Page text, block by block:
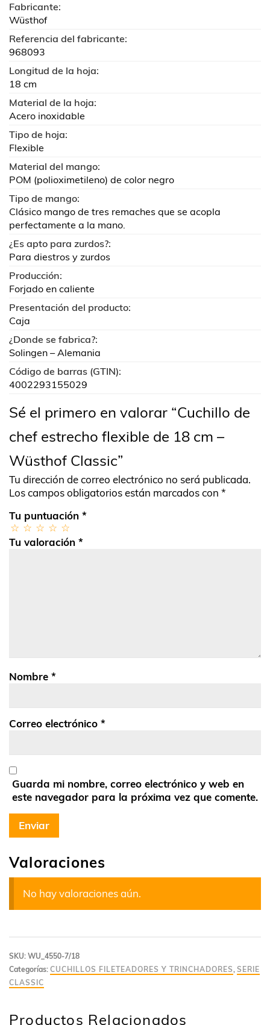
Fabricante:
Wüsthof
Referencia del fabricante:
968093
Longitud de la hoja:
18 cm
Material de la hoja:
Acero inoxidable
Tipo de hoja:
Flexible
Material del mango:
POM (polioximetileno) de color negro
Tipo de mango:
Clásico mango de tres remaches que se acopla
perfectamente a la mano.
¿Es apto para zurdos?:
Para diestros y zurdos
Producción:
Forjado en caliente
Presentación del producto:
Caja
¿Donde se fabrica?:
Solingen – Alemania
Código de barras (GTIN):
4002293155029
Valoraciones
No hay valoraciones aún.
Sé el primero en valorar “Cuchillo de
chef estrecho flexible de 18 cm –
Wüsthof Classic”
Tu dirección de correo electrónico no será publicada.
Los campos obligatorios están marcados con *
Tu puntuación *
Tu valoración *
Nombre *
Correo electrónico *
Guarda mi nombre, correo electrónico y web en
este navegador para la próxima vez que comente.
SKU: WU_4550-7/18
Categorías: CUCHILLOS FILETEADORES Y TRINCHADORES, SERIE
CLASSIC
Productos Relacionados